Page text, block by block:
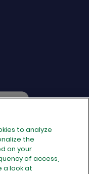
to analyze
the
on your
of access,
a look at